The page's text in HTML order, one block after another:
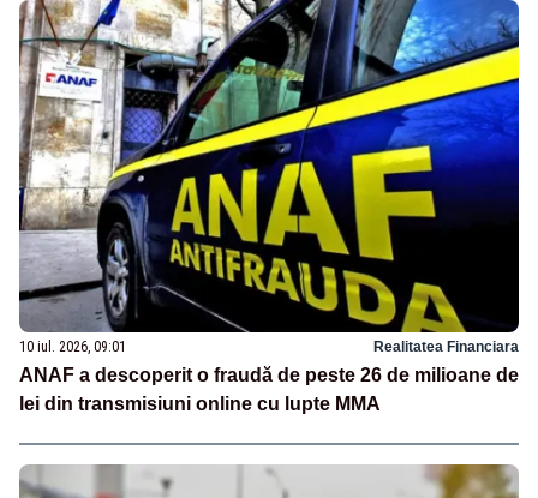
10 iul. 2026, 09:01 Realitatea Financiara
ANAF a descoperit o fraudă de peste 26 de milioane de
lei din transmisiuni online cu lupte MMA